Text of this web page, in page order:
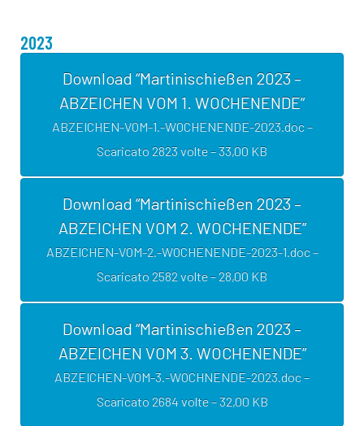
2023
Download “Martinischießen 2023 –
ABZEICHEN VOM 1. WOCHENENDE”
ABZEICHEN-VOM-1.-WOCHENENDE-2023.doc –
Scaricato 2823 volte – 33,00 KB
Download “Martinischießen 2023 –
ABZEICHEN VOM 2. WOCHENENDE”
ABZEICHEN-VOM-2.-WOCHENENDE-2023-1.doc –
Scaricato 2582 volte – 28,00 KB
Download “Martinischießen 2023 –
ABZEICHEN VOM 3. WOCHENENDE”
ABZEICHEN-VOM-3.-WOCHNENDE-2023.doc –
Scaricato 2684 volte – 32,00 KB